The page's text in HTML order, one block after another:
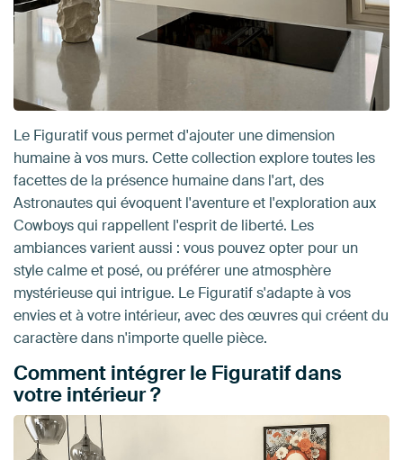
Le Figuratif vous permet d'ajouter une dimension
humaine à vos murs. Cette collection explore toutes les
facettes de la présence humaine dans l'art, des
Astronautes qui évoquent l'aventure et l'exploration aux
Cowboys qui rappellent l'esprit de liberté. Les
ambiances varient aussi : vous pouvez opter pour un
style calme et posé, ou préférer une atmosphère
mystérieuse qui intrigue. Le Figuratif s'adapte à vos
envies et à votre intérieur, avec des œuvres qui créent du
caractère dans n'importe quelle pièce.
Comment intégrer le Figuratif dans
votre intérieur ?